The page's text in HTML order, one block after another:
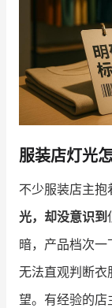
合作共进
入驻有赞
认证服务商
有赞云
服装店灯光
不少服装店主抱
光，却没意识到
暗，产品档次
无法直观判断衣
望。有经验的店